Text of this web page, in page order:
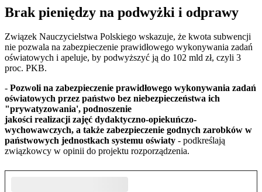
Brak pieniędzy na podwyżki i odprawy
Związek Nauczycielstwa Polskiego wskazuje, że kwota subwencji
nie pozwala na zabezpieczenie prawidłowego wykonywania zadań
oświatowych i apeluje, by podwyższyć ją do 102 mld zł, czyli 3
proc. PKB.
- Pozwoli na zabezpieczenie prawidłowego wykonywania zadań
oświatowych przez państwo bez niebezpieczeństwa ich
"prywatyzowania', podnoszenie
jakości realizacji zajęć dydaktyczno-opiekuńczo-
wychowawczych, a także zabezpieczenie godnych zarobków w
państwowych jednostkach systemu oświaty - podkreślają
związkowcy w opinii do projektu rozporządzenia.